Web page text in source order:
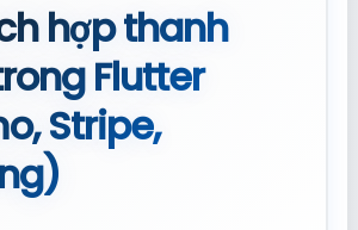
hợp thanh
Flutter
Stripe,